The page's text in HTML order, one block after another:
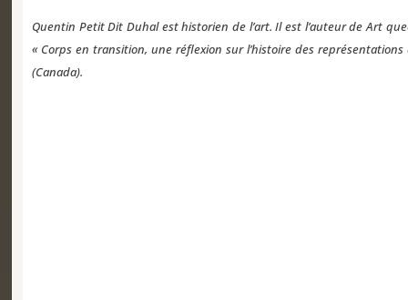
Quentin Petit Dit Duhal est historien de l’art. Il est l’auteur de Art
« Corps en transition, une réflexion sur l’histoire des
(Canada).